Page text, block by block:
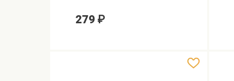
279 ₽